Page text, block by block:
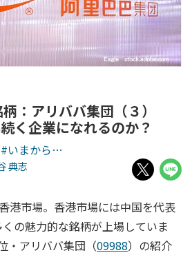
：アリババ集団（３）
く企業になれるのか？
#いまから…
典志
港市場。香港市場には中国を代表
の魅力的な銘柄が上場していま
・アリババ集団（09988）の紹介